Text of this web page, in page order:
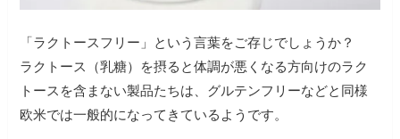
「ラクトースフリー」という言葉をご存じでしょうか？
ラクトース（乳糖）を摂ると体調が悪くなる方向けのラク
トースを含まない製品たちは、グルテンフリーなどと同様
欧米では一般的になってきているようです。